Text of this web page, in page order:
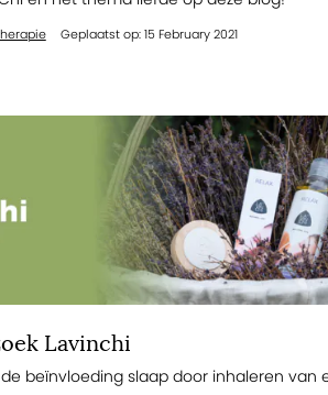
Geplaatst op: 15 February 2021
Lavinchi
beïnvloeding slaap door inhaleren van